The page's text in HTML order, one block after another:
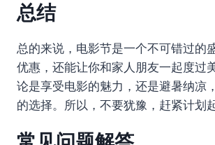
总结
总的来说，电影节是一个不可错过的
优惠，还能让你和家人朋友一起度过
论是享受电影的魅力，还是避暑纳凉
的选择。所以，不要犹豫，赶紧计划